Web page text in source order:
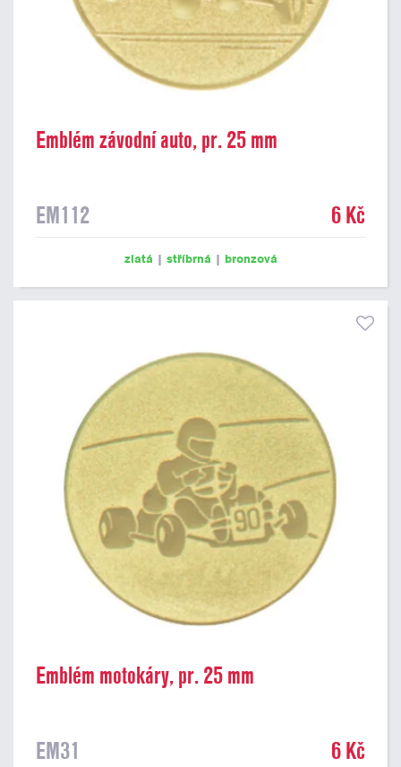
Emblém závodní auto, pr. 25 mm
EM112 6 Kč
zlatá | stříbrná | bronzová
Emblém motokáry, pr. 25 mm
EM31 6 Kč